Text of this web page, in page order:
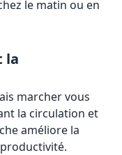
le matin ou en
la
marcher vous
la circulation et
améliore la